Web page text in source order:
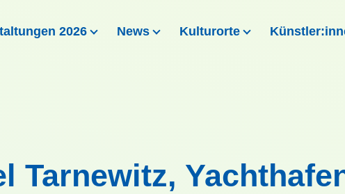
2026 News Kulturorte
Tarnewitz,